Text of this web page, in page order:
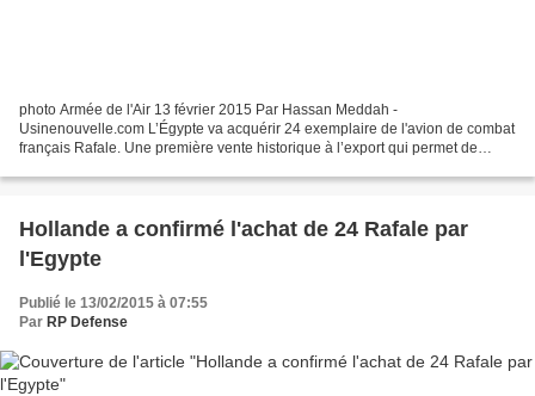
photo Armée de l'Air 13 février 2015 Par Hassan Meddah -
Usinenouvelle.com L’Égypte va acquérir 24 exemplaire de l'avion de combat
français Rafale. Une première vente historique à l’export qui permet de
Hollande a confirmé l'achat de 24 Rafale par
l'Egypte
Publié le 13/02/2015 à 07:55
Par RP Defense